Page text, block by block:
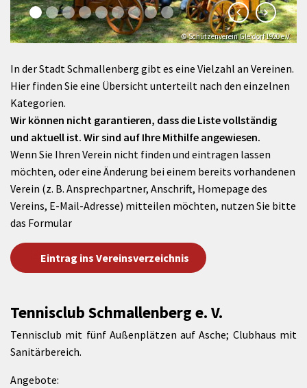
© Schützenverein Gleidorf 1920 e.V.
In der Stadt Schmallenberg gibt es eine Vielzahl an Vereinen.
Hier finden Sie eine Übersicht unterteilt nach den einzelnen
Kategorien.
Wir können nicht garantieren, dass die Liste vollständig
und aktuell ist. Wir sind auf Ihre Mithilfe angewiesen.
Wenn Sie Ihren Verein nicht finden und eintragen lassen
möchten, oder eine Änderung bei einem bereits vorhandenen
Verein (z. B. Ansprechpartner, Anschrift, Homepage des
Vereins, E-Mail-Adresse) mitteilen möchten, nutzen Sie bitte
das Formular
Eintrag ins Vereinsverzeichnis
Tennisclub Schmallenberg e. V.
Tennisclub mit fünf Außenplätzen auf Asche; Clubhaus mit
Sanitärbereich.
Angebote: